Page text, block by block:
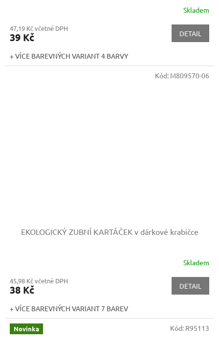
Skladem
47,19 Kč včetně DPH
39 Kč DETAIL
+ VÍCE BAREVNÝCH VARIANT 4 BARVY
EKOLOGICKÝ ZUBNÍ KARTÁČEK v dárkové krabičce
Skladem
45,98 Kč včetně DPH
38 Kč DETAIL
+ VÍCE BAREVNÝCH VARIANT 7 BAREV
Kód: M809570-06
Novinka Kód: R95113